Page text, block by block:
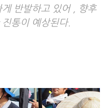
반발하고 있어 , 향후
통이 예상된다.